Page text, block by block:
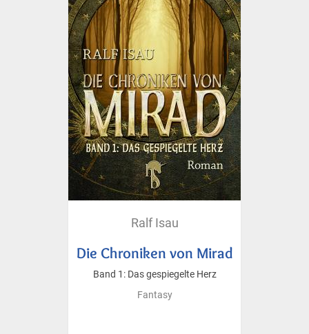
Ralf Isau
Die Chroniken von Mirad
Band 1: Das gespiegelte Herz
Fantasy